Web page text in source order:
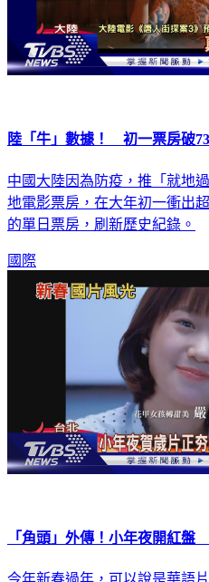
陸「牛」數據！ 初一票房破
中國大陸因為防疫，推「就地
地電影票房，在大年初一衝出
的單日票房，刷新歷史紀錄。
國際
「角頭」外傳！小年夜開紅盤